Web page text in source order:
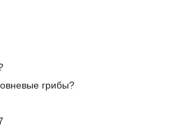
грибы?